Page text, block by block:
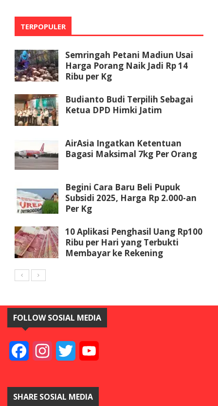
TERPOPULER
Semringah Petani Madiun Usai
Harga Porang Naik Jadi Rp 14
Ribu per Kg
Budianto Budi Terpilih Sebagai
Ketua DPD Himki Jatim
AirAsia Ingatkan Ketentuan
Bagasi Maksimal 7kg Per Orang
Begini Cara Baru Beli Pupuk
Subsidi 2025, Harga Rp 2.000-an
Per Kg
10 Aplikasi Penghasil Uang Rp100
Ribu per Hari yang Terbukti
Membayar ke Rekening
FOLLOW SOSIAL MEDIA
FacebookInstagramTwitter
SHARE SOSIAL MEDIA